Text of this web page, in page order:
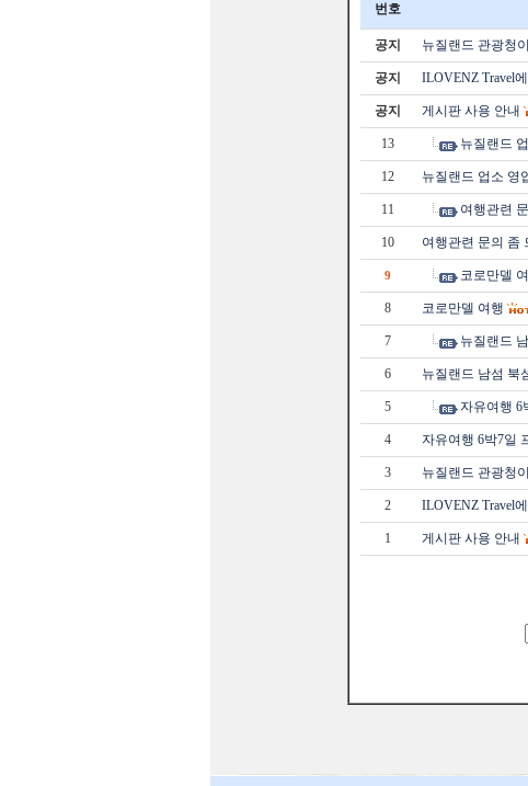
번호
공지 뉴질랜드 관광청
공지 ILOVENZ Travel
공지 게시판 사용 안내
13 뉴질랜드
12 뉴질랜드 업소 영
11 여행관련
10 여행관련 문의 좀
9 코로만델
8 코로만델 여행
7 뉴질랜드
6 뉴질랜드 남섬 북
5 자유여행 6
4 자유여행 6박7일
3 뉴질랜드 관광청
2 ILOVENZ Travel
1 게시판 사용 안내